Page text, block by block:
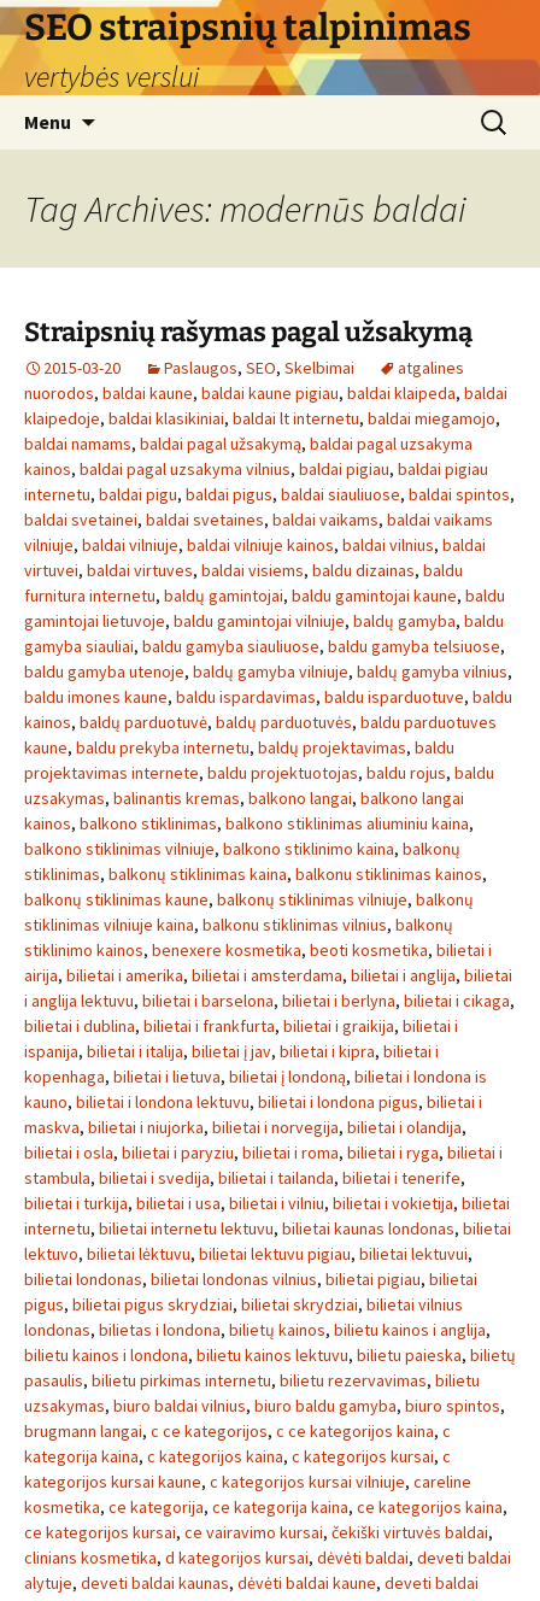
Skip
to
content
SEO straipsnių talpinimas
vertybės verslui
Menu
Search
for:
Tag Archives: modernūs baldai
Straipsnių rašymas pagal užsakymą
2015-03-20 Paslaugos, SEO, Skelbimai
atgalines
nuorodos, baldai kaune, baldai kaune pigiau, baldai klaipeda, baldai
klaipedoje, baldai klasikiniai, baldai lt internetu, baldai miegamojo,
baldai namams, baldai pagal užsakymą, baldai pagal uzsakyma
kainos, baldai pagal uzsakyma vilnius, baldai pigiau, baldai pigiau
internetu, baldai pigu, baldai pigus, baldai siauliuose, baldai spintos,
baldai svetainei, baldai svetaines, baldai vaikams, baldai vaikams
vilniuje, baldai vilniuje, baldai vilniuje kainos, baldai vilnius, baldai
virtuvei, baldai virtuves, baldai visiems, baldu dizainas, baldu
furnitura internetu, baldų gamintojai, baldu gamintojai kaune, baldu
gamintojai lietuvoje, baldu gamintojai vilniuje, baldų gamyba, baldu
gamyba siauliai, baldu gamyba siauliuose, baldu gamyba telsiuose,
baldu gamyba utenoje, baldų gamyba vilniuje, baldų gamyba vilnius,
baldu imones kaune, baldu ispardavimas, baldu isparduotuve, baldu
kainos, baldų parduotuvė, baldų parduotuvės, baldu parduotuves
kaune, baldu prekyba internetu, baldų projektavimas, baldu
projektavimas internete, baldu projektuotojas, baldu rojus, baldu
uzsakymas, balinantis kremas, balkono langai, balkono langai
kainos, balkono stiklinimas, balkono stiklinimas aliuminiu kaina,
balkono stiklinimas vilniuje, balkono stiklinimo kaina, balkonų
stiklinimas, balkonų stiklinimas kaina, balkonu stiklinimas kainos,
balkonų stiklinimas kaune, balkonų stiklinimas vilniuje, balkonų
stiklinimas vilniuje kaina, balkonu stiklinimas vilnius, balkonų
stiklinimo kainos, benexere kosmetika, beoti kosmetika, bilietai i
airija, bilietai i amerika, bilietai i amsterdama, bilietai i anglija, bilietai
i anglija lektuvu, bilietai i barselona, bilietai i berlyna, bilietai i cikaga,
bilietai i dublina, bilietai i frankfurta, bilietai i graikija, bilietai i
ispanija, bilietai i italija, bilietai į jav, bilietai i kipra, bilietai i
kopenhaga, bilietai i lietuva, bilietai į londoną, bilietai i londona is
kauno, bilietai i londona lektuvu, bilietai i londona pigus, bilietai i
maskva, bilietai i niujorka, bilietai i norvegija, bilietai i olandija,
bilietai i osla, bilietai i paryziu, bilietai i roma, bilietai i ryga, bilietai i
stambula, bilietai i svedija, bilietai i tailanda, bilietai i tenerife,
bilietai i turkija, bilietai i usa, bilietai i vilniu, bilietai i vokietija, bilietai
internetu, bilietai internetu lektuvu, bilietai kaunas londonas, bilietai
lektuvo, bilietai lėktuvu, bilietai lektuvu pigiau, bilietai lektuvui,
bilietai londonas, bilietai londonas vilnius, bilietai pigiau, bilietai
pigus, bilietai pigus skrydziai, bilietai skrydziai, bilietai vilnius
londonas, bilietas i londona, bilietų kainos, bilietu kainos i anglija,
bilietu kainos i londona, bilietu kainos lektuvu, bilietu paieska, bilietų
pasaulis, bilietu pirkimas internetu, bilietu rezervavimas, bilietu
uzsakymas, biuro baldai vilnius, biuro baldu gamyba, biuro spintos,
brugmann langai, c ce kategorijos, c ce kategorijos kaina, c
kategorija kaina, c kategorijos kaina, c kategorijos kursai, c
kategorijos kursai kaune, c kategorijos kursai vilniuje, careline
kosmetika, ce kategorija, ce kategorija kaina, ce kategorijos kaina,
ce kategorijos kursai, ce vairavimo kursai, čekiški virtuvės baldai,
clinians kosmetika, d kategorijos kursai, dėvėti baldai, deveti baldai
alytuje, deveti baldai kaunas, dėvėti baldai kaune, deveti baldai